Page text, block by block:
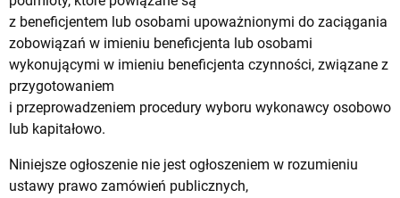
z beneficjentem lub osobami upoważnionymi do zaciągania
zobowiązań w imieniu beneficjenta lub osobami
wykonującymi w imieniu beneficjenta czynności, związane z
przygotowaniem
i przeprowadzeniem procedury wyboru wykonawcy osobowo
lub kapitałowo.
Niniejsze ogłoszenie nie jest ogłoszeniem w rozumieniu
ustawy prawo zamówień publicznych,